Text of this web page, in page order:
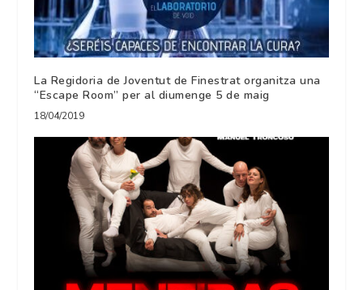
La Regidoria de Joventut de Finestrat organitza una
“Escape Room” per al diumenge 5 de maig
18/04/2019